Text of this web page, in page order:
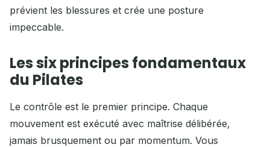
prévient les blessures et crée une posture
impeccable.
Les six principes fondamentaux
du Pilates
Le contrôle est le premier principe. Chaque
mouvement est exécuté avec maîtrise délibérée,
jamais brusquement ou par momentum. Vous